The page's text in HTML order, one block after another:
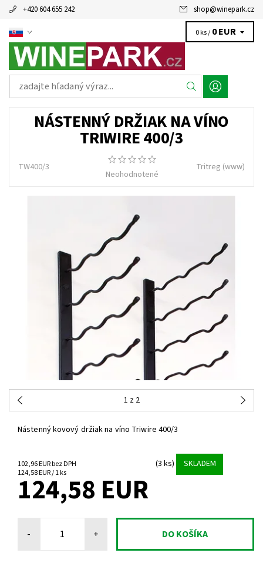
+420 604 655 242 shop@winepark.cz
0 ks / 0 EUR
NÁSTENNÝ DRŽIAK NA VÍNO
TRIWIRE 400/3
TW400/3
Neohodnotené
Tritreg (www)
1 z 2
Nástenný kovový držiak na víno Triwire 400/3
102,96 EUR bez DPH
124,58 EUR / 1 ks
(3 ks) SKLADEM
124,58 EUR
- +